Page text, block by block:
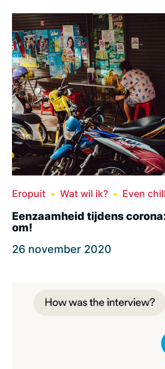
Eropuit Wat wil ik? Even chill
Eenzaamheid tijdens
om!
26 november 2020